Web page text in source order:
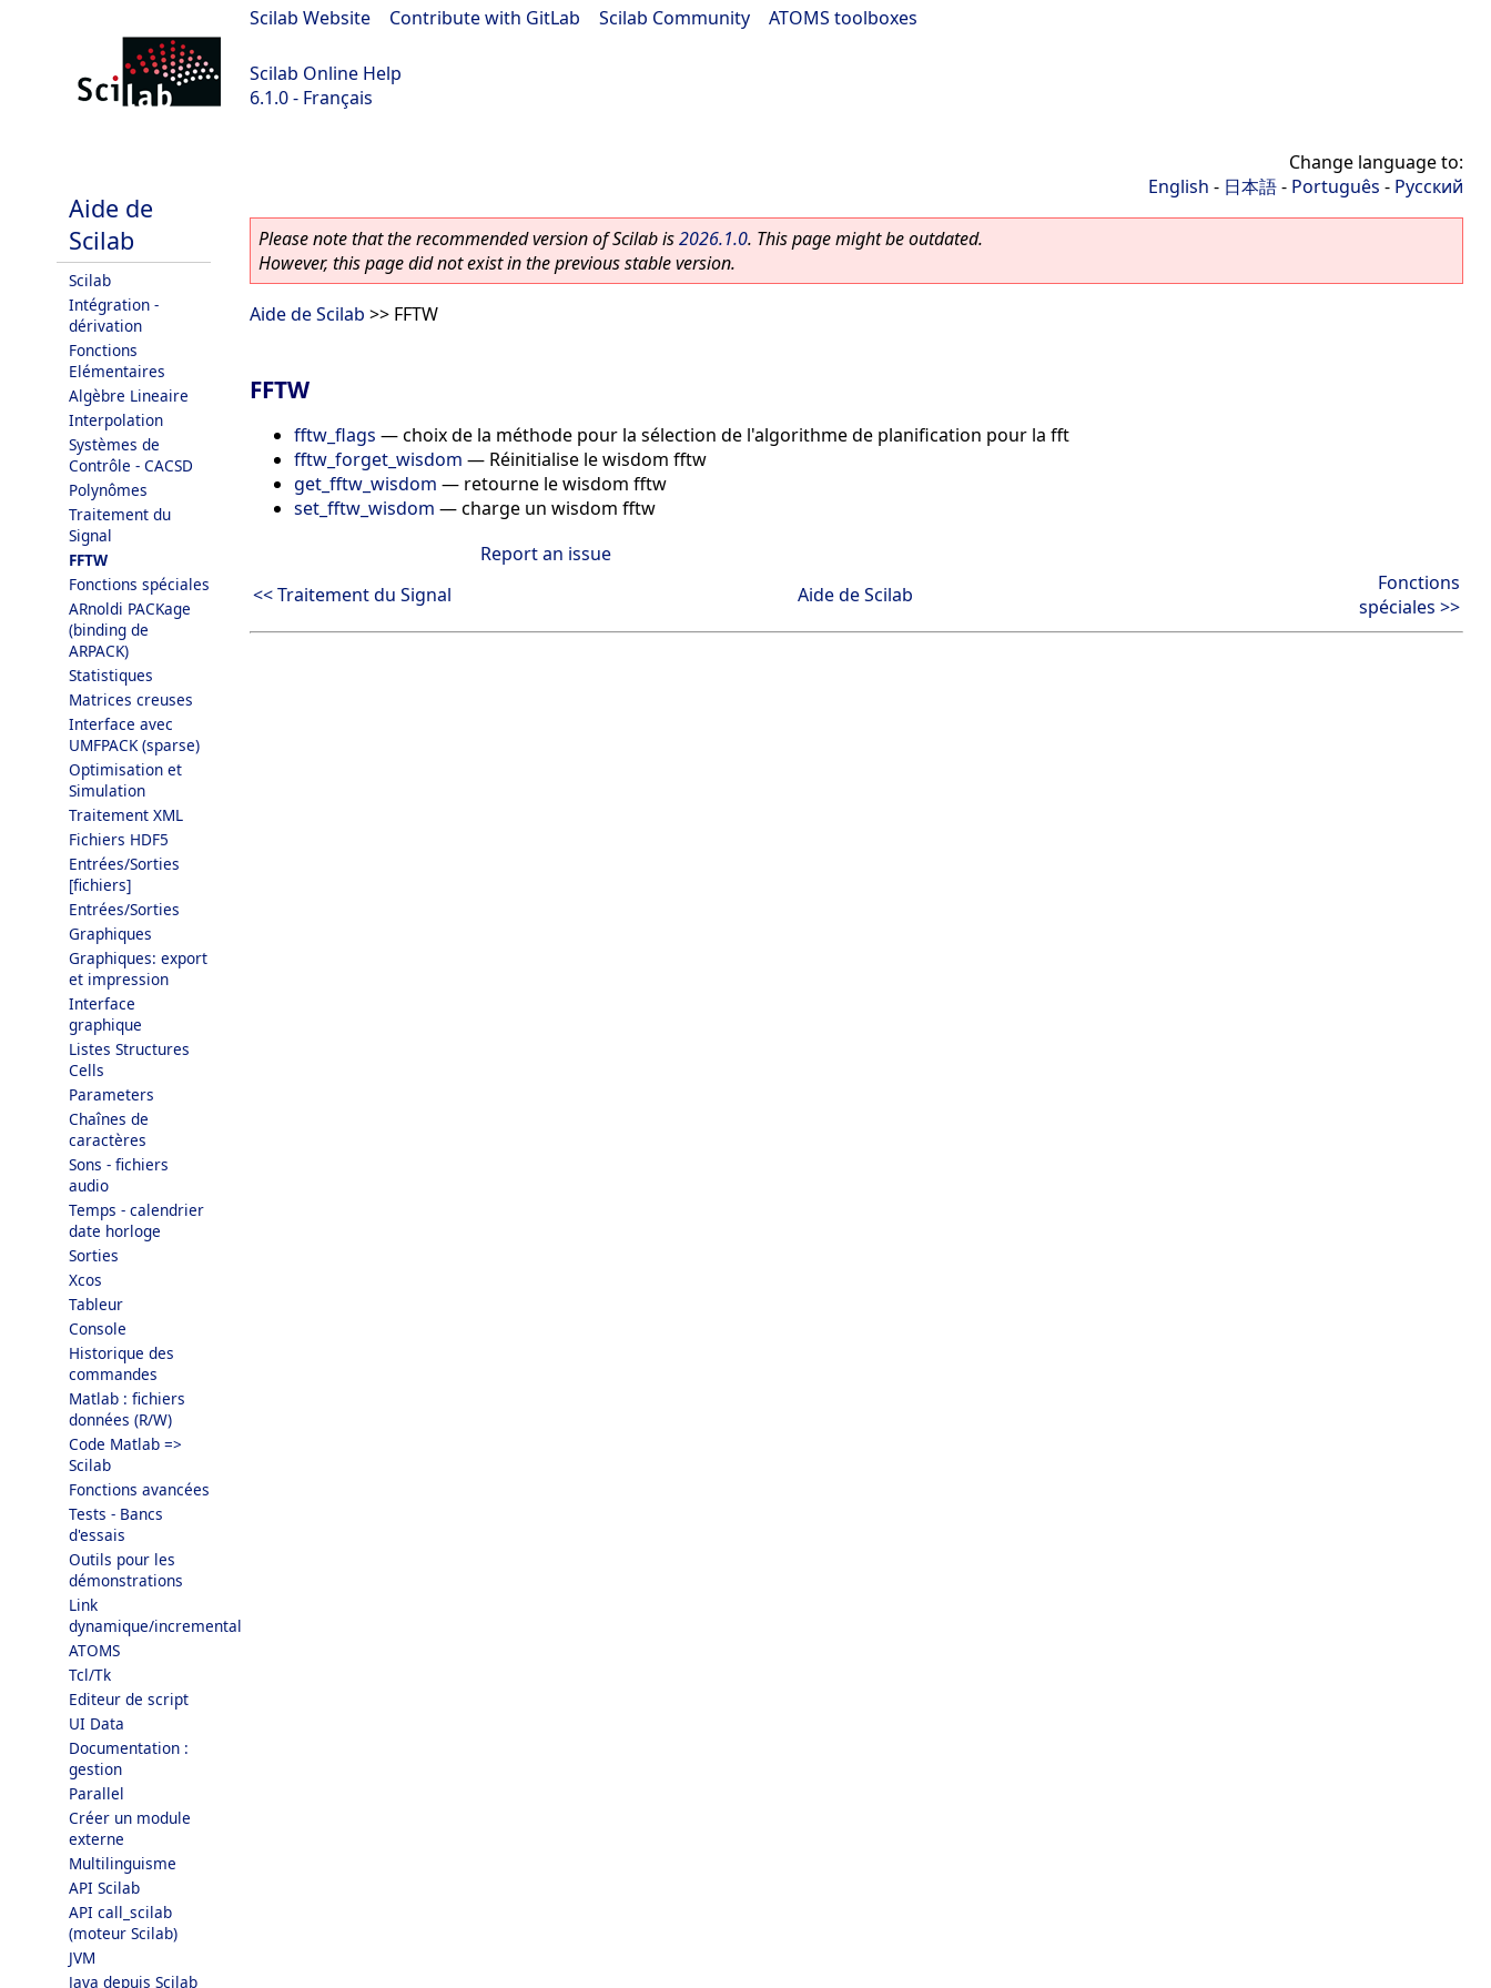
Scilab Website Contribute with GitLab Scilab Community ATOMS toolboxes
Scilab Online Help
6.1.0 - Français
Aide de
Scilab
Scilab
Intégration -
dérivation
Fonctions
Elémentaires
Algèbre Lineaire
Interpolation
Systèmes de
Contrôle - CACSD
Polynômes
Traitement du
Signal
FFTW
Fonctions spéciales
ARnoldi PACKage
(binding de
ARPACK)
Statistiques
Matrices creuses
Interface avec
UMFPACK (sparse)
Optimisation et
Simulation
Traitement XML
Fichiers HDF5
Entrées/Sorties
[fichiers]
Entrées/Sorties
Graphiques
Graphiques: export
et impression
Interface
graphique
Listes Structures
Cells
Parameters
Chaînes de
caractères
Sons - fichiers
audio
Temps - calendrier
date horloge
Sorties
Xcos
Tableur
Console
Historique des
commandes
Matlab : fichiers
données (R/W)
Code Matlab =>
Scilab
Fonctions avancées
Tests - Bancs
d'essais
Outils pour les
démonstrations
Link
dynamique/incremental
ATOMS
Tcl/Tk
Editeur de script
UI Data
Documentation :
gestion
Parallel
Créer un module
externe
Multilinguisme
API Scilab
API call_scilab
(moteur Scilab)
JVM
Java depuis Scilab
Change language to:
English - 日本語- Português - Русский
Please note that the recommended version of Scilab is2026.1.0. This page might be outdated.
However, this page did not exist in the previous stable version.
Aide de Scilab >> FFTW
FFTW
fftw_flags —choix de la méthode pour la sélection de l'algorithme de planification pour la fft
fftw_forget_wisdom — Réinitialise le wisdom fftw
get_fftw_wisdom — retourne le wisdom fftw
set_fftw_wisdom —charge un wisdom fftw
Report an issue
<< Traitement du Signal
Aide de Scilab
Fonctions
spéciales >>